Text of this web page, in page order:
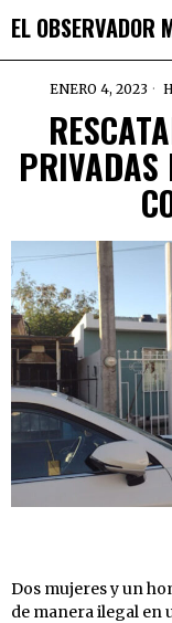
EL OBSERVADOR
ENERO 4, 2023
PRIVADAS
Dos mujeres y un
de manera ilegal en